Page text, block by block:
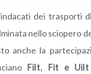
dei trasporti di
nello sciopero
anche la
Filt, Fit e Uilt